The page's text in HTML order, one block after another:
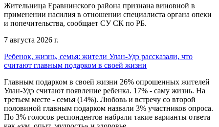
Жительница Еравнинского района признана виновной в
применении насилия в отношении специалиста органа опеки
и попечительства, сообщает СУ СК по РБ.
7 августа 2026 г.
Ребенок, жизнь, семья: жители Улан-Удэ рассказали, что
считают главным подарком в своей жизни
Главным подарком в своей жизни 26% опрошенных жителей
Улан-Удэ считают появление ребенка. 17% - саму жизнь. На
третьем месте - семья (14%). Любовь и встречу со второй
половиной главным подарком назвали 3% участников опроса.
По 3% голосов респондентов набрали такие варианты ответа